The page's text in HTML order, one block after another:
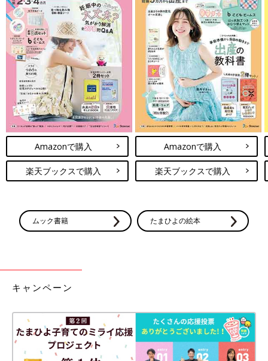
こちらは__xmi__さんがセレクトした全身ZARAキッズコーデで
す。バケットハットがデニム素材になっていて、おしゃれ度がア
ップしていますよね♪ 公園などのお出かけにもピッタリなアイテ
ムですね！
もう買った？ZARAキッズのディズニー
コラボおすすめ4選
最近では「ZARAキッズのアイテムが可愛すぎ
る！」とおしゃれママの間で話題になっている
のを知っていますか？今回は、子どもに人気の
ディズニーコラボアイテムをご紹介します。ぜ
ひチェックしてみてくださいね！
ZARAキッズではさまざまなデニムアイテムを展開しており、ど
れもコーディネートのおしゃれ度をアップしてくれそうです♪ 春
に向けて服を買い揃えたいと考えている方は、ぜひZARAキッズ
※記事内容でご紹介している投稿、リンク先は、削除される場合
があります。あらかじめご了承ください。
Amazonで購入
楽天ブックスで購入
Amazonで購入
楽天ブックスで購入
ムック書籍 たまひよの絵本
キャンペーン